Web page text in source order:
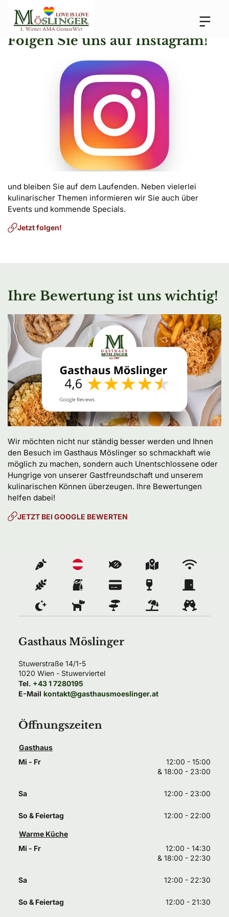
Folgen Sie uns auf Instagram!
und bleiben Sie auf dem Laufenden. Neben vielerlei
kulinarischer Themen informieren wir Sie auch über
Events und kommende Specials.
Jetzt folgen!
Ihre Bewertung ist uns wichtig!
Wir möchten nicht nur ständig besser werden und Ihnen
den Besuch im Gasthaus Möslinger so schmackhaft wie
möglich zu machen, sondern auch Unentschlossene oder
Hungrige von unserer Gastfreundschaft und unserem
kulinarischen Können überzeugen. Ihre Bewertungen
helfen dabei!
JETZT BEI GOOGLE BEWERTEN
Gasthaus Möslinger
Stuwerstraße 14/1-5
1020 Wien - Stuwerviertel
Tel. +43 1 7280195
E-Mail kontakt@gasthausmoeslinger.at
Öffnungszeiten
Gasthaus
Mi - Fr
12:00 - 15:00
& 18:00 - 23:00
Sa 12:00 - 23:00
So & Feiertag 12:00 - 22:00
Warme Küche
Mi - Fr
12:00 - 14:30
& 18:00 - 22:30
Sa 12:00 - 22:30
So & Feiertag 12:00 - 21:30